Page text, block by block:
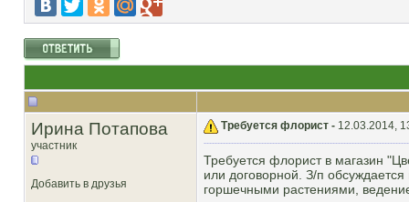
Ирина Потапова
участник
Добавить в друзья
Требуется флорист - 12.03.2014,
Требуется флорист в магазин
или договорной. З/п
горшечными растениями,